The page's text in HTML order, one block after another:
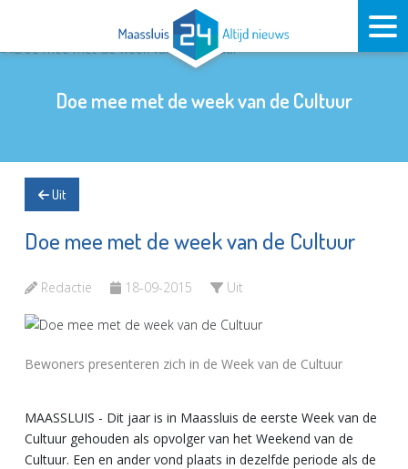
Doe mee met de week van de Cultuur
Uit
Doe mee met de week van de Cultuur
Redactie 18-09-2015 Uit
Bewoners presenteren zich in de Week van de Cultuur
MAASSLUIS - Dit jaar is in Maassluis de eerste Week van de
Cultuur gehouden als opvolger van het Weekend van de
Cultuur. Een en ander vond plaats in dezelfde periode als de